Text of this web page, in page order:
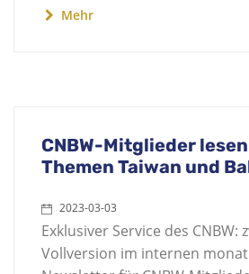
Mehr
CNBW-Mitglieder
Themen Taiwan und
2023-03-03
Exklusiver Service des CNBW:
Vollversion im internen